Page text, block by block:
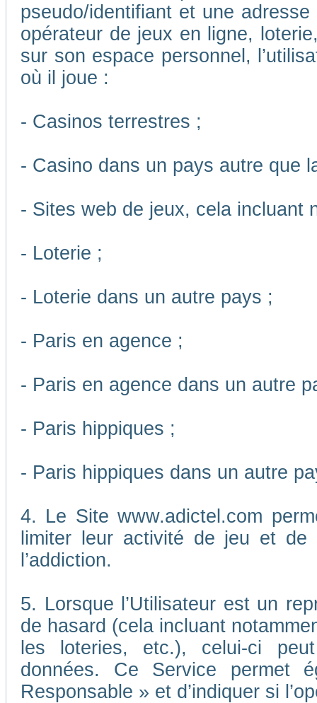
pseudo/identifiant et une
opérateur de jeux en ligne,
sur son espace personnel,
où il joue :
- Casinos terrestres ;
- Casino dans un pays autre que
- Sites web de jeux, cela incluant
- Loterie ;
- Loterie dans un autre pays ;
- Paris en agence ;
- Paris en agence dans un autre
- Paris hippiques ;
- Paris hippiques dans un autre
4. Le Site www.adictel.com
limiter leur activité de jeu et
l’addiction.
5. Lorsque l’Utilisateur est un
de hasard (cela incluant
les loteries, etc.), celui-ci
données. Ce Service permet
Responsable » et d’indiquer si